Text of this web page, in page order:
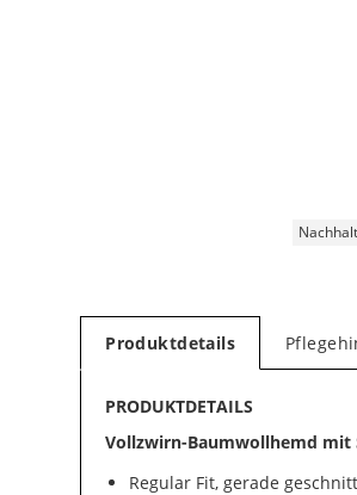
Produktdetails
PRODUKTDETAILS
Vollzwirn-Baumwollhemd
Regular Fit, gerade